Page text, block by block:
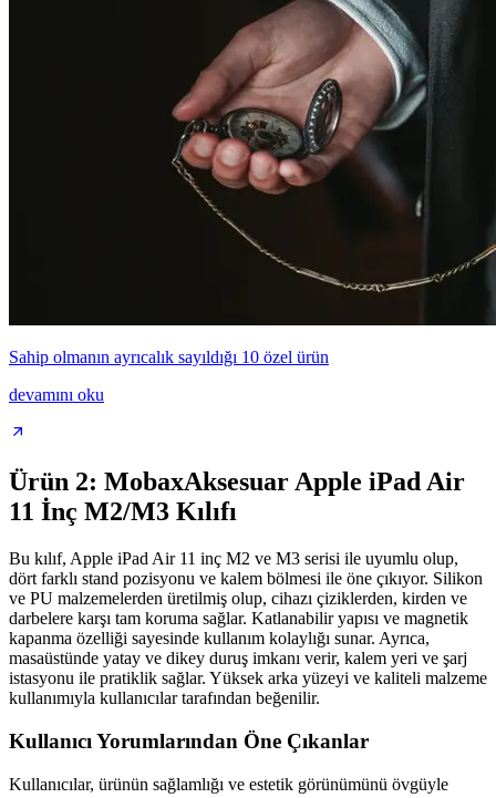
Sahip olmanın ayrıcalık sayıldığı 10 özel ürün
devamını oku
Ürün 2: MobaxAksesuar Apple iPad Air
11 İnç M2/M3 Kılıfı
Bu kılıf, Apple iPad Air 11 inç M2 ve M3 serisi ile uyumlu olup,
dört farklı stand pozisyonu ve kalem bölmesi ile öne çıkıyor. Silikon
ve PU malzemelerden üretilmiş olup, cihazı çiziklerden, kirden ve
darbelere karşı tam koruma sağlar. Katlanabilir yapısı ve magnetik
kapanma özelliği sayesinde kullanım kolaylığı sunar. Ayrıca,
masaüstünde yatay ve dikey duruş imkanı verir, kalem yeri ve şarj
istasyonu ile pratiklik sağlar. Yüksek arka yüzeyi ve kaliteli malzeme
kullanımıyla kullanıcılar tarafından beğenilir.
Kullanıcı Yorumlarından Öne Çıkanlar
Kullanıcılar, ürünün sağlamlığı ve estetik görünümünü övgüyle